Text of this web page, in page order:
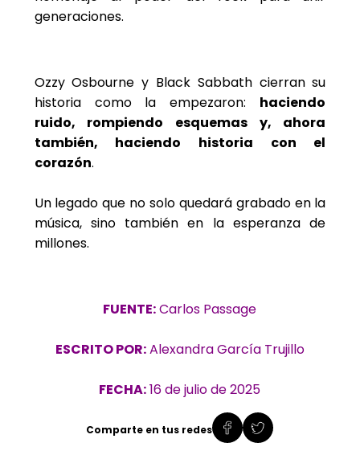
generaciones.
Ozzy Osbourne y Black Sabbath cierran su
historia como la empezaron: haciendo
ruido, rompiendo esquemas y, ahora
también, haciendo historia con el
corazón.
Un legado que no solo quedará grabado en la
música, sino también en la esperanza de
millones.
FUENTE:Carlos Passage
ESCRITO POR:Alexandra García Trujillo
FECHA:16 de julio de 2025
Comparte en tus redes